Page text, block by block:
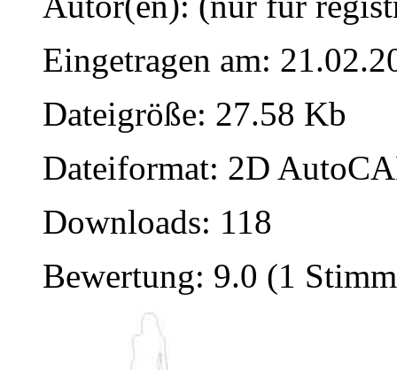
Eingetragen am:
Dateigröße: 27.58 Kb
Dateiformat: 2D
Downloads: 118
Bewertung: 9.0 (1